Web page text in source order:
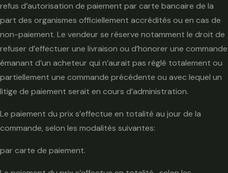
refus d’autorisation de paiement par carte bancaire de la
part des organismes officiellement accrédités ou en cas de
non-paiement. Le vendeur se réserve notamment le droit de
refuser d’effectuer une livraison ou d’honorer une commande
émanant d’un acheteur qui n’aurait pas réglé totalement ou
partiellement une commande précédente ou avec lequel un
litige de paiement serait en cours d’administration.
Le paiement du prix s’effectue en totalité au jour de la
commande, selon les modalités suivantes:
par carte de paiement.